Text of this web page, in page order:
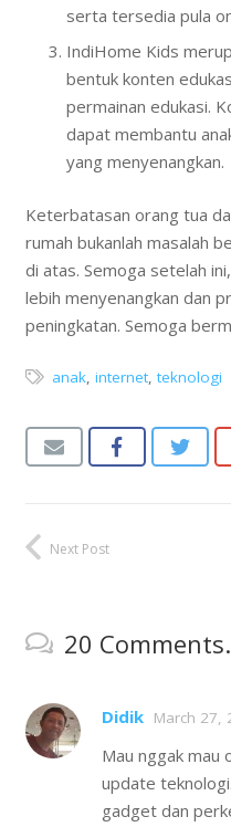
serta tersedia pula
IndiHome Kids
bentuk konten
permainan edukasi.
dapat membantu
yang menyenangkan.
Keterbatasan orang tua
rumah bukanlah masalah
di atas. Semoga setelah
lebih menyenangkan dan
peningkatan. Semoga
anak, internet, teknologi
Next Post
20 Comments.
Didik March 27,
Mau nggak mau
update
gadget dan